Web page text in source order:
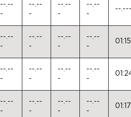
--.--
-
--.--
-
--.--
-
--.--
-
--
--.--
-
--.--
-
--.--
-
--.--
-
--.--
-
--.--
-
--.--
-
--.--
-
--.--
-
--.--
-
--.--
-
--.--
-